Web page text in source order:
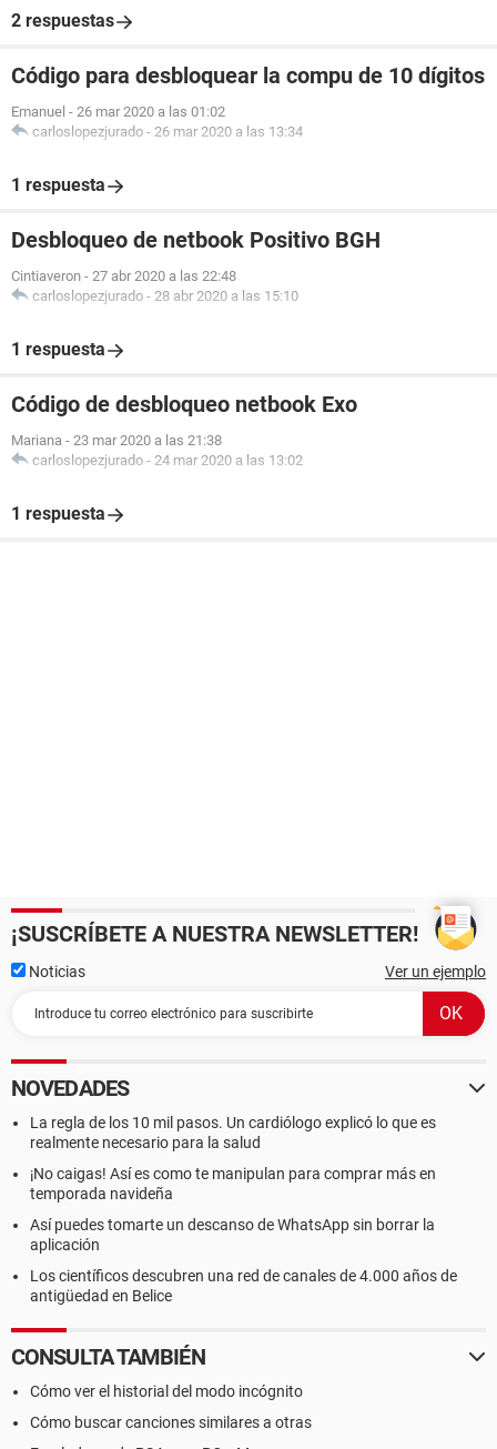
2 respuestas
Código para desbloquear la compu de 10 dígitos
Emanuel - 26 mar 2020 a las 01:02
carloslopezjurado - 26 mar 2020 a las 13:34
1 respuesta
Desbloqueo de netbook Positivo BGH
Cintiaveron - 27 abr 2020 a las 22:48
carloslopezjurado - 28 abr 2020 a las 15:10
1 respuesta
Código de desbloqueo netbook Exo
Mariana - 23 mar 2020 a las 21:38
carloslopezjurado - 24 mar 2020 a las 13:02
1 respuesta
¡SUSCRÍBETE A NUESTRA NEWSLETTER!
Noticias Ver un ejemplo
NOVEDADES
La regla de los 10 mil pasos. Un cardiólogo explicó lo que es
realmente necesario para la salud
¡No caigas! Así es como te manipulan para comprar más en
temporada navideña
Así puedes tomarte un descanso de WhatsApp sin borrar la
aplicación
Los científicos descubren una red de canales de 4.000 años de
antigüedad en Belice
CONSULTA TAMBIÉN
Cómo ver el historial del modo incógnito
Cómo buscar canciones similares a otras